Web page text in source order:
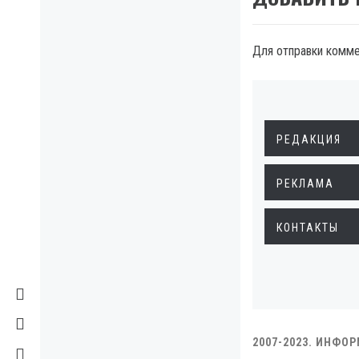
Для отправки
РЕДАКЦИЯ
РЕКЛАМА
КОНТАКТЫ
2007-2023.